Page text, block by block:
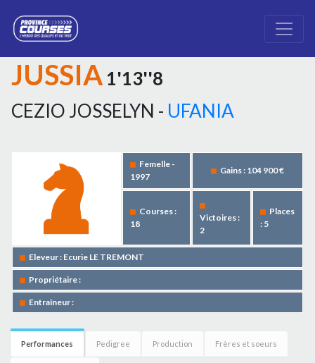
JUSSIA 1'13''8
CEZIO JOSSELYN - UFANIA
Femelle -
1997
Gains : 104 900 €
Courses :
18
Victoires :
2
Places
: 5
Eleveur : Ecurie LE TREMONT
Propriétaire :
Entraîneur :
Performances Pedigree Production Frères et soeurs